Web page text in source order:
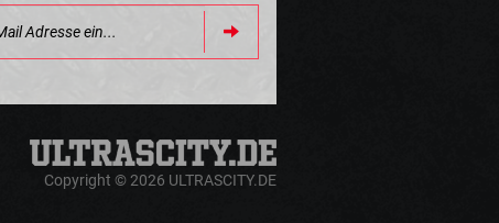
Copyright © 2026 ULTRASCITY.DE